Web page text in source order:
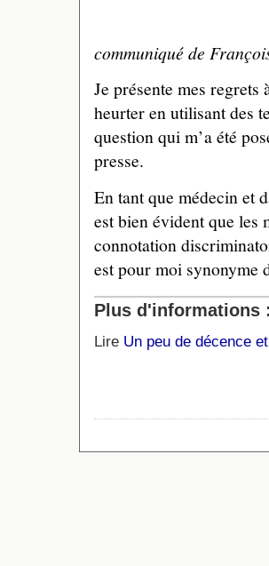
communiqué de
Je présente mes regrets
heurter en utilisant des
question qui m’a été
presse.
En tant que médecin et
est bien évident que les
connotation
est pour moi synonyme
Plus d'informations :
Lire Un peu de décence